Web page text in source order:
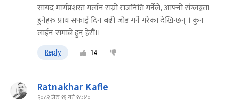
सायद मार्गप्रशस्त गर्लान राम्रो राजनिति गर्नेले, आफ्नो संग्लग्नता
हुनेहरु प्राय सफाई दिन बढी जोड गर्ने गरेका देखिन्छन् । कुन
लाईन समात्ने हुन् हेरौं॥
Reply 14
Ratnakhar Kafle
२०८२ जेठ ११ गते १८:४०